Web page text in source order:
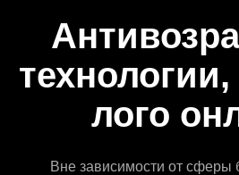
лого
Вне зависимости от сферы